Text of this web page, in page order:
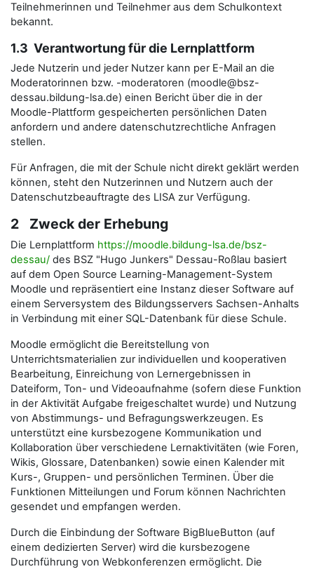
Teilnehmerinnen und Teilnehmer aus dem Schulkontext
bekannt.
1.3 Verantwortung für die Lernplattform
Jede Nutzerin und jeder Nutzer kann per E-Mail an die
Moderatorinnen bzw. -moderatoren (moodle@bsz-
dessau.bildung-lsa.de) einen Bericht über die in der
Moodle-Plattform gespeicherten persönlichen Daten
anfordern und andere datenschutzrechtliche Anfragen
stellen.
Für Anfragen, die mit der Schule nicht direkt geklärt werden
können, steht den Nutzerinnen und Nutzern auch der
Datenschutzbeauftragte des LISA zur Verfügung.
2 Zweck der Erhebung
Die Lernplattform https://moodle.bildung-lsa.de/bsz-
dessau/ des BSZ "Hugo Junkers" Dessau-Roßlau basiert
auf dem Open Source Learning-Management-System
Moodle und repräsentiert eine Instanz dieser Software auf
einem Serversystem des Bildungsservers Sachsen-Anhalts
in Verbindung mit einer SQL-Datenbank für diese Schule.
Moodle ermöglicht die Bereitstellung von
Unterrichtsmaterialien zur individuellen und kooperativen
Bearbeitung, Einreichung von Lernergebnissen in
Dateiform, Ton- und Videoaufnahme (sofern diese Funktion
in der Aktivität Aufgabe freigeschaltet wurde) und Nutzung
von Abstimmungs- und Befragungswerkzeugen. Es
unterstützt eine kursbezogene Kommunikation und
Kollaboration über verschiedene Lernaktivitäten (wie Foren,
Wikis, Glossare, Datenbanken) sowie einen Kalender mit
Kurs-, Gruppen- und persönlichen Terminen. Über die
Funktionen Mitteilungen und Forum können Nachrichten
gesendet und empfangen werden.
Durch die Einbindung der Software BigBlueButton (auf
einem dedizierten Server) wird die kursbezogene
Durchführung von Webkonferenzen ermöglicht. Die